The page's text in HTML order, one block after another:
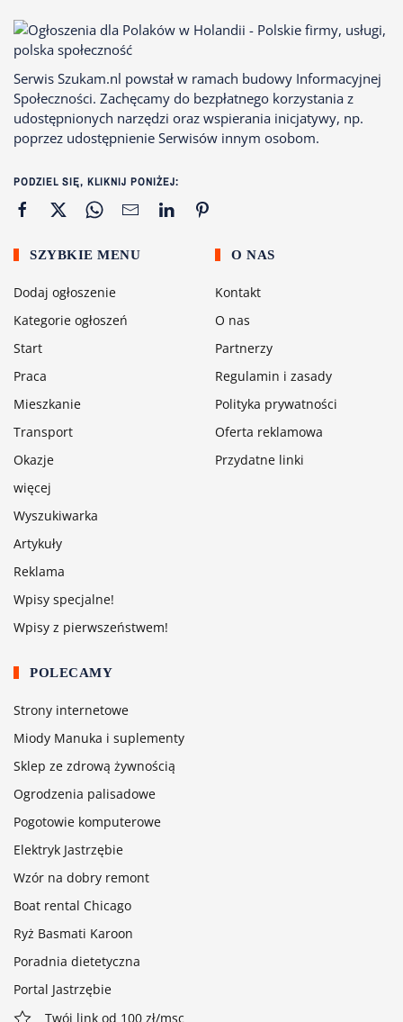
Serwis Szukam.nl powstał w ramach budowy Informacyjnej
Społeczności. Zachęcamy do bezpłatnego korzystania z
udostępnionych narzędzi oraz wspierania inicjatywy, np.
poprzez udostępnienie Serwisów innym osobom.
PODZIEL SIĘ, KLIKNIJ PONIŻEJ:
SZYBKIE MENU
Dodaj ogłoszenie
Kategorie ogłoszeń
Start
Praca
Mieszkanie
Transport
Okazje
więcej
Wyszukiwarka
Artykuły
Reklama
Wpisy specjalne!
Wpisy z pierwszeństwem!
O NAS
Kontakt
O nas
Partnerzy
Regulamin i zasady
Polityka prywatności
Oferta reklamowa
Przydatne linki
POLECAMY
Strony internetowe
Miody Manuka i suplementy
Sklep ze zdrową żywnością
Ogrodzenia palisadowe
Pogotowie komputerowe
Elektryk Jastrzębie
Wzór na dobry remont
Boat rental Chicago
Ryż Basmati Karoon
Poradnia dietetyczna
Portal Jastrzębie
Twój link od 100 zł/msc